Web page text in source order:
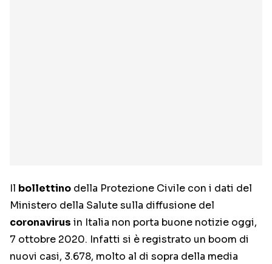
Il bollettino della Protezione Civile con i dati del
Ministero della Salute sulla diffusione del
coronavirus in Italia non porta buone notizie oggi,
7 ottobre 2020. Infatti si è registrato un boom di
nuovi casi, 3.678, molto al di sopra della media